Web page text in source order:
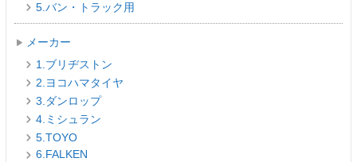
5.バン・トラック用
メーカー
1.ブリヂストン
2.ヨコハマタイヤ
3.ダンロップ
4.ミシュラン
5.TOYO
6.FALKEN